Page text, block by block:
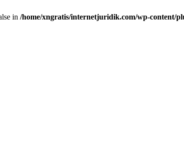
in /home/xngratis/internetjuridik.com/wp-content/